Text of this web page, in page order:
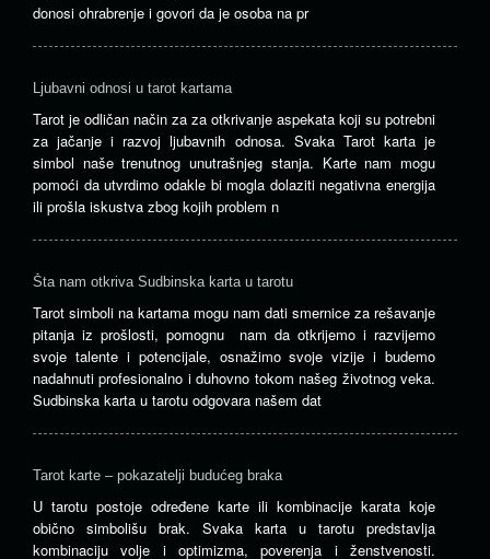
donosi ohrabrenje i govori da je osoba na pr
Ljubavni odnosi u tarot kartama
Tarot je odličan način za za otkrivanje aspekata koji su potrebni
za jačanje i razvoj ljubavnih odnosa. Svaka Tarot karta je
simbol naše trenutnog unutrašnjeg stanja. Karte nam mogu
pomoći da utvrdimo odakle bi mogla dolaziti negativna energija
ili prošla iskustva zbog kojih problem n
Šta nam otkriva Sudbinska karta u tarotu
Tarot simboli na kartama mogu nam dati smernice za rešavanje
pitanja iz prošlosti, pomognu nam da otkrijemo i razvijemo
svoje talente i potencijale, osnažimo svoje vizije i budemo
nadahnuti profesionalno i duhovno tokom našeg životnog veka.
Sudbinska karta u tarotu odgovara našem dat
Tarot karte – pokazatelji budućeg braka
U tarotu postoje određene karte ili kombinacije karata koje
obično simbolišu brak. Svaka karta u tarotu predstavlja
kombinaciju volje i optimizma, poverenja i ženstvenosti.